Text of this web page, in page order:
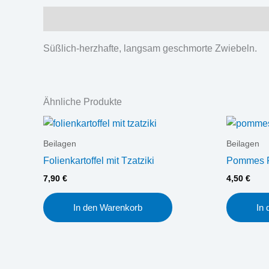
Süßlich-herzhafte, langsam geschmorte Zwiebeln.
Ähnliche Produkte
Beilagen
Folienkartoffel mit Tzatziki
7,90 €
In den Warenkorb
Beilagen
Pommes
4,50 €
In